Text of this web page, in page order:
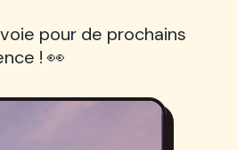
pour de prochains
! 👀